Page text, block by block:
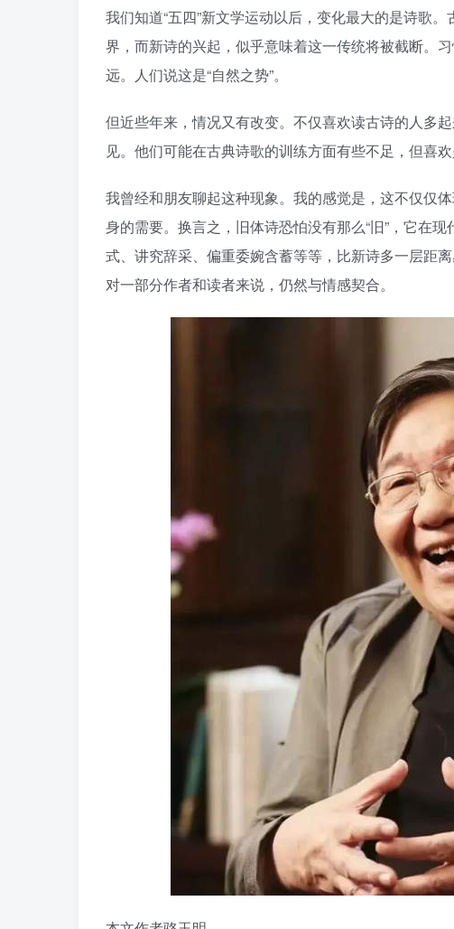
我们知道“五四”新文学运动以后，变化最大的是诗歌
界，而新诗的兴起，似乎意味着这一传统将被截断。
远。人们说这是“自然之势”。
但近些年来，情况又有改变。不仅喜欢读古诗的人多
见。他们可能在古典诗歌的训练方面有些不足，但喜
我曾经和朋友聊起这种现象。我的感觉是，这不仅仅
身的需要。换言之，旧体诗恐怕没有那么“旧”，它在
式、讲究辞采、偏重委婉含蓄等等，比新诗多一层距
对一部分作者和读者来说，仍然与情感契合。